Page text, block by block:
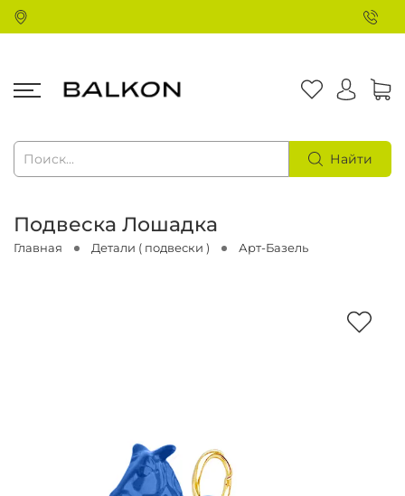
Найти
Подвеска Лошадка
Главная Детали ( подвески ) Арт-Базель